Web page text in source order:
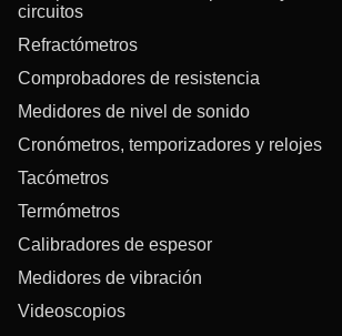
circuitos
Refractómetros
Comprobadores de resistencia
Medidores de nivel de sonido
Cronómetros, temporizadores y relojes
Tacómetros
Termómetros
Calibradores de espesor
Medidores de vibración
Videoscopios